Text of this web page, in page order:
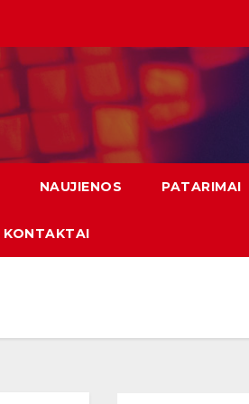
NAUJIENOS PATARIMAI
KONTAKTAI